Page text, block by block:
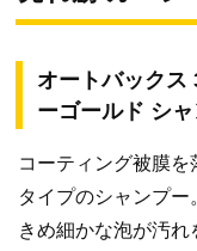
オートバック
ーゴールド シ
コーティング被膜
タイプのシャンプー
きめ細かな泡が汚